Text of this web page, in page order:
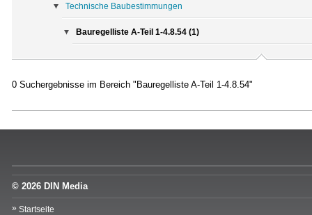
Technische Baubestimmungen
Bauregelliste A-Teil 1-4.8.54 (1)
0 Suchergebnisse im Bereich "Bauregelliste A-Teil 1-4.8.54"
© 2026 DIN Media
Startseite